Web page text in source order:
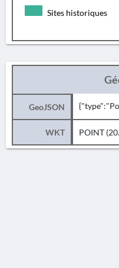
Sites historiques
GeoJSON
WKT POINT